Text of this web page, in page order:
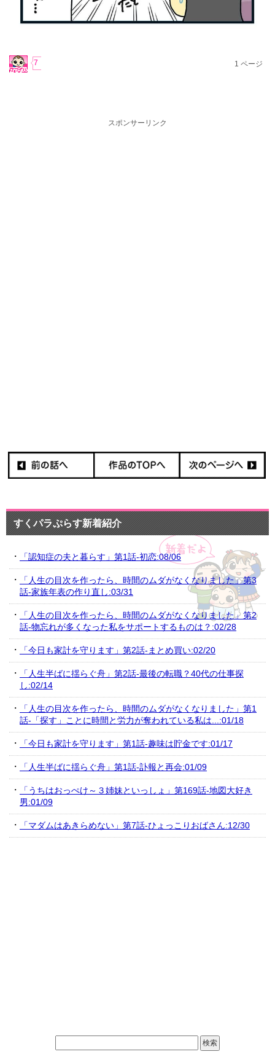
7 1 ページ
スポンサーリンク
すくパラぷらす新着紹介
「認知症の夫と暮らす」第1話-初恋:08/06
「人生の目次を作ったら、時間のムダがなくなりました」第3
話-家族年表の作り直し:03/31
「人生の目次を作ったら、時間のムダがなくなりました」第2
話-物忘れが多くなった私をサポートするものは？:02/28
「今日も家計を守ります」第2話-まとめ買い:02/20
「人生半ばに揺らぐ舟」第2話-最後の転職？40代の仕事探
し:02/14
「人生の目次を作ったら、時間のムダがなくなりました」第1
話-「探す」ことに時間と労力が奪われている私は...:01/18
「今日も家計を守ります」第1話-趣味は貯金です:01/17
「人生半ばに揺らぐ舟」第1話-訃報と再会:01/09
「うちはおっぺけ～３姉妹といっしょ」第169話-地図大好き
男:01/09
「マダムはあきらめない」第7話-ひょっこりおばさん:12/30